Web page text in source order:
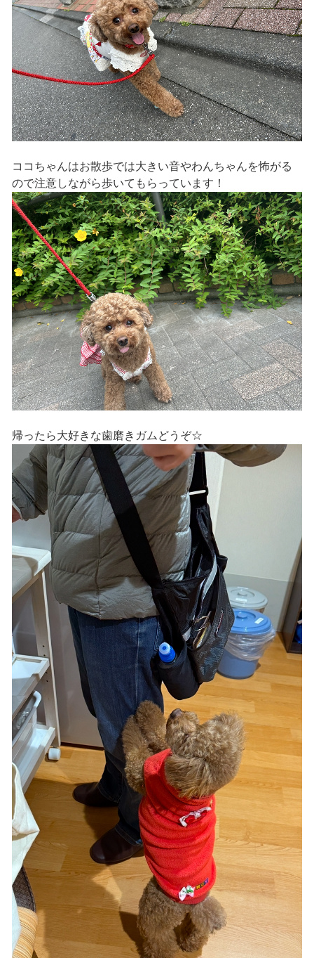
ココちゃんはお散歩では大きい音やわんちゃんを怖がる
ので注意しながら歩いてもらっています！
帰ったら大好きな歯磨きガムどうぞ☆